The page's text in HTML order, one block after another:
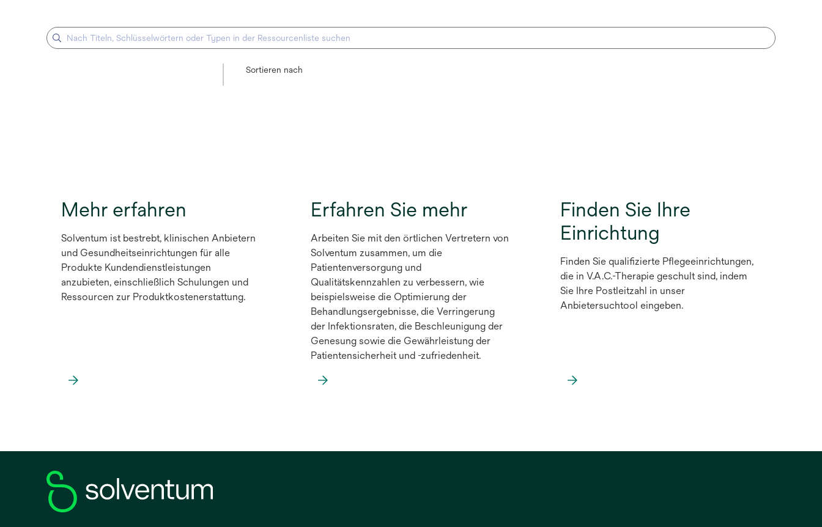
Sortieren nach
Mehr erfahren
Solventum ist bestrebt, klinischen Anbietern
und Gesundheitseinrichtungen für alle
Produkte Kundendienstleistungen
anzubieten, einschließlich Schulungen und
Ressourcen zur Produktkostenerstattung.
Erfahren Sie mehr
Arbeiten Sie mit den örtlichen Vertretern von
Solventum zusammen, um die
Patientenversorgung und
Qualitätskennzahlen zu verbessern, wie
beispielsweise die Optimierung der
Behandlungsergebnisse, die Verringerung
der Infektionsraten, die Beschleunigung der
Genesung sowie die Gewährleistung der
Patientensicherheit und -zufriedenheit.
Finden Sie Ihre
Einrichtung
Finden Sie qualifizierte Pflegeeinrichtungen,
die in V.A.C.-Therapie geschult sind, indem
Sie Ihre Postleitzahl in unser
Anbietersuchtool eingeben.